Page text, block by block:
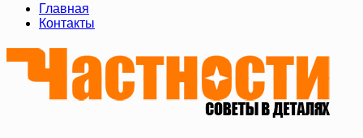
Главная
Контакты